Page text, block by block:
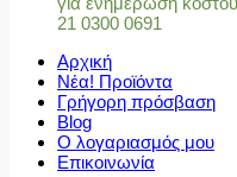
21 0300 0691
Αρχική
Νέα! Προϊόντα
Γρήγορη πρόσβαση
Blog
Ο λογαριασμός μου
Επικοινωνία